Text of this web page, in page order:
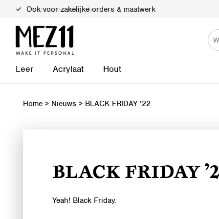
Ook voor zakelijke orders & maatwerk
Duurzame materialen
Leer Acrylaat Hout
Home > Nieuws > BLACK FRIDAY ’22
BLACK FRIDAY
Yeah! Black Friday.